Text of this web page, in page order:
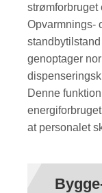
strømforbruget
Opvarmnings-
genoptager
Denne
at personalet